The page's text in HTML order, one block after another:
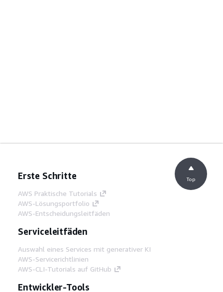
Erste Schritte
AWS Praktische Tutorials
AWS-Lösungsportfolio
AWS-Entscheidungsleitfäden
Serviceleitfäden
Auswahl eines Services mit generativer KI
AWS-Servicerichtlinien
AWS-CLI-Tutorials auf GitHub
Entwickler-Tools
Top